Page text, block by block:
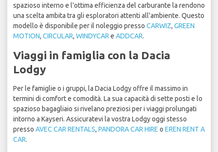
spazioso interno e l'ottima efficienza del carburante la rendono
una scelta ambita tra gli esploratori attenti all'ambiente. Questo
modello è disponibile per il noleggio presso CARWIZ, GREEN
MOTION, CIRCULAR, WINDYCAR e ADDCAR.
Viaggi in famiglia con la Dacia
Lodgy
Per le famiglie o i gruppi, la Dacia Lodgy offre il massimo in
termini di comfort e comodità. La sua capacità di sette posti e lo
spazioso bagagliaio si rivelano preziosi per i viaggi prolungati
intorno a Kayseri. Assicuratevi la vostra Lodgy oggi stesso
presso AVEC CAR RENTALS, PANDORA CAR HIRE o EREN RENT A
CAR.